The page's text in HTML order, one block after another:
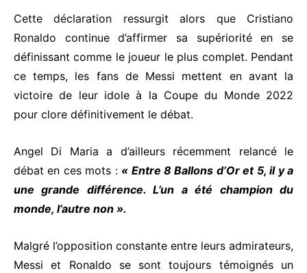
Cette déclaration ressurgit alors que Cristiano
Ronaldo continue d’affirmer sa supériorité en se
définissant comme le joueur le plus complet. Pendant
ce temps, les fans de Messi mettent en avant la
victoire de leur idole à la Coupe du Monde 2022
pour clore définitivement le débat.
Angel Di Maria a d’ailleurs récemment relancé le
débat en ces mots : « Entre 8 Ballons d’Or et 5, il y a
une grande différence. L’un a été champion du
monde, l’autre non ».
Malgré l’opposition constante entre leurs admirateurs,
Messi et Ronaldo se sont toujours témoignés un